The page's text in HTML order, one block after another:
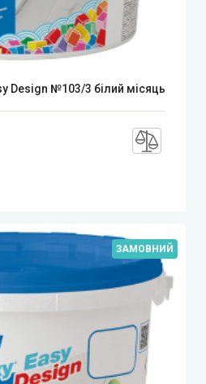
Design №103/3 білий місяць
ЗАМОВНИЙ